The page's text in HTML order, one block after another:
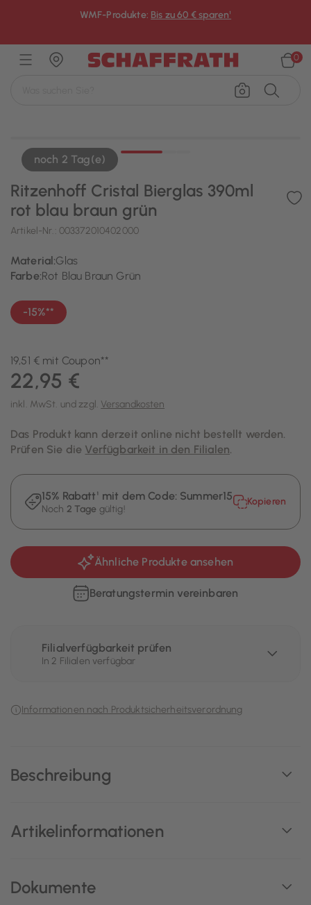
WMF-Produkte: Bis zu 60 € sparen¹
0
noch 2 Tag(e)
Beschreibung
Artikelinformationen
Dokumente
Ritzenhoff Cristal Bierglas 390ml
rot blau braun grün
Artikel-Nr.: 003372010402000
Material:Glas
Farbe:Rot Blau Braun Grün
-15%**
19,51 € mit Coupon**
22,95 €
inkl. MwSt. und zzgl. Versandkosten
Das Produkt kann derzeit online nicht bestellt werden.
Prüfen Sie die Verfügbarkeit in den Filialen.
15% Rabatt¹ mit dem Code: Summer15
Noch 2 Tage gültig!
Kopieren
Ähnliche Produkte ansehen
Beratungstermin vereinbaren
Filialverfügbarkeit prüfen
In 2 Filialen verfügbar
Informationen nach Produktsicherheitsverordnung